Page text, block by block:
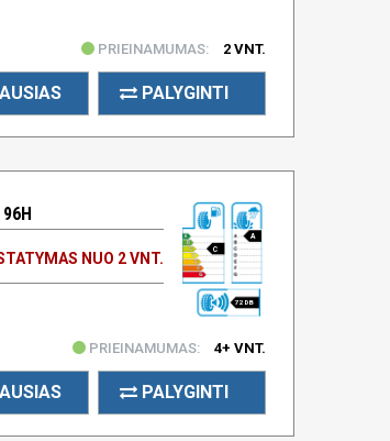
PRIEINAMUMAS: 2 VNT.
PALYGINTI
NUO 2 VNT.
C
A
72 DB
PRIEINAMUMAS: 4+ VNT.
PALYGINTI